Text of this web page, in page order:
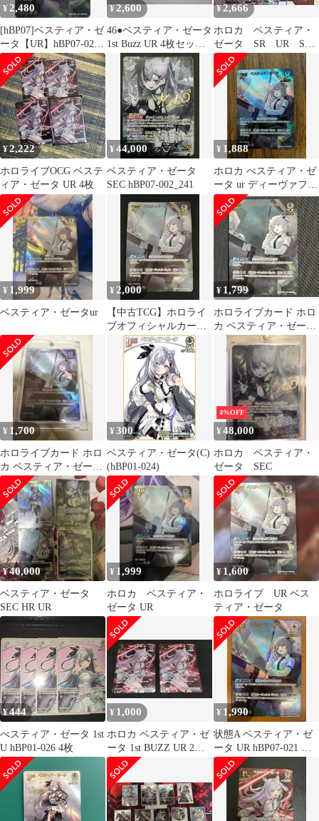
¥ 2,480
[hBP07]ベスティア・ゼ
ータ【UR】hBP07-021
ITCGF4IU1JHG
¥2,600
46●ベスティア・ゼータ
1st Buzz UR 4枚セット
NH0530-1
¥2,666
ホロカ ベスティア・
ゼータ SR UR S
まとめ売り
¥2,222
ホロライブOCG ベステ
ィア・ゼータ UR 4枚
¥44,000
ベスティア・ゼータ
SEC hBP07-002_241
¥ 1,888
ホロカ べスティア・ゼ
ータ ur ディーヴァフィ
ーバー
¥ 1,999
ベスティア・ゼータur
¥ 2,000
【中古TCG】ホロライ
ブオフィシャルカード
ゲーム ベスティア・ゼ
ータ(hBP07-021)(UR)
【50-60】
¥ 1,799
ホロライブカード ホロ
カ ベスティア・ゼータ
UR
¥ 1,700
ホロライブカード ホロ
カ ベスティア・ゼータ
UR
¥300
ベスティア・ゼータ(C)
(hBP01-024)
4%OFF
¥48,000
ホロカ ベスティア・
ゼータ SEC
¥40,000
ベスティア・ゼータ
SEC HR UR
¥ 1,999
ホロカ ベスティア・
ゼータ UR
¥ 1,600
ホロライブ UR ベス
ティア・ゼータ
¥444
べスティア・ゼータ 1st
U hBP01-026 4枚
¥ 1,000
ホロカ ベスティア・ゼ
ータ 1st BUZZ UR 2枚
セット
¥ 1,990
状態A ベスティア・ゼ
ータ UR hBP07-021 ホ
ロライブカード hololive